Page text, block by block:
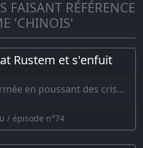
FAISANT RÉFÉRENCE
'CHINOIS'
Rustem et s'enfuit
Schenkoul devançait l’armée en poussant des cris et en disant : Je suis le vainqueu…
/ épisode n°74